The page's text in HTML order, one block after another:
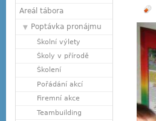
Areál tábora
Poptávka pronájmu
Školní výlety
Školy v přírodě
Školení
Pořádání akcí
Firemní akce
Teambuilding